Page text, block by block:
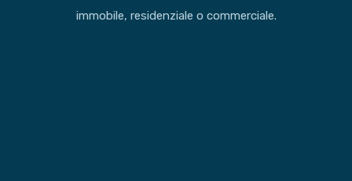
immobile, residenziale o commerciale.